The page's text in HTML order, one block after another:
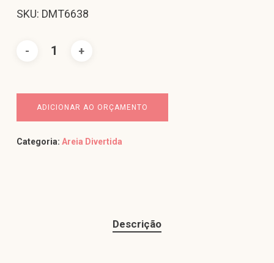
SKU: DMT6638
ADICIONAR AO ORÇAMENTO
Categoria: Areia Divertida
Descrição